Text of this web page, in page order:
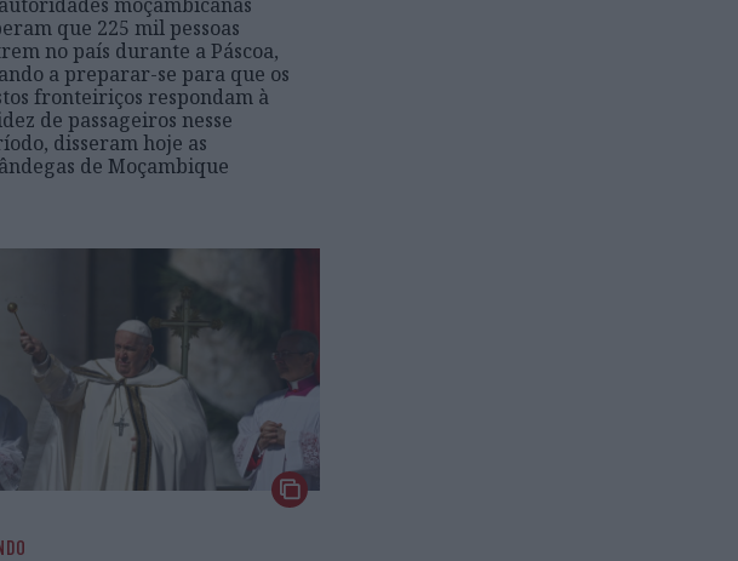
que 225 mil pessoas
no país durante a Páscoa,
a preparar-se para que os
fronteiriços respondam à
de passageiros nesse
disseram hoje as
de Moçambique